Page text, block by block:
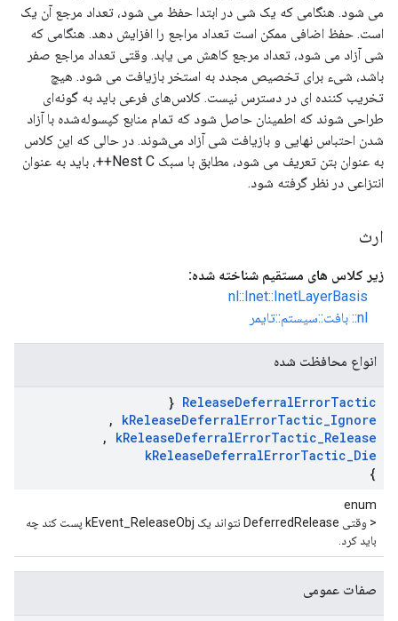
می شود. هنگامی که یک شی در ابتدا حفظ می شود، تعداد مرجع آن یک
است. حفظ اضافی ممکن است تعداد مراجع را افزایش دهد. هنگامی که
شی آزاد می شود، تعداد مرجع کاهش می یابد. وقتی تعداد مراجع صفر
باشد، شیء برای تخصیص مجدد به استخر بازیافت می شود. هیچ
تخریب کننده ای در دسترس نیست. کلاس‌های فرعی باید به گونه‌ای
طراحی شوند که اطمینان حاصل شود که تمام منابع کپسوله‌شده با آزاد
شدن احتباس نهایی و بازیافت شی آزاد می‌شوند. در حالی که این کلاس
به عنوان بتن تعریف می شود، مطابق با سبک Nest C++، باید به عنوان
انتزاعی در نظر گرفته شود.
ارث
زیر کلاس های مستقیم شناخته شده:
nl::Inet::InetLayerBasis
nl:: بافت::سیستم::تایمر
انواع محافظت شده
ReleaseDeferralErrorTactic
{
kReleaseDeferralErrorTactic_Ignore
,
kReleaseDeferralErrorTactic_Release
,
kReleaseDeferralErrorTactic_Die
}
enum
< وقتی DeferredRelease نتواند یک kEvent_ReleaseObj پست کند چه
باید کرد.
صفات عمومی